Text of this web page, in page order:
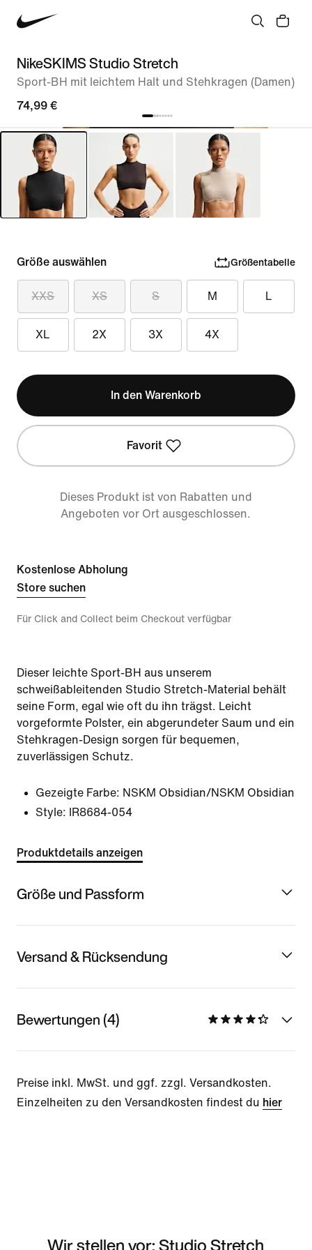
NikeSKIMS Studio Stretch
Sport-BH mit leichtem Halt und Stehkragen (Damen)
74,99 €
Größe auswählen Größentabelle
XXS XS S M L
XL 2X 3X 4X
In den Warenkorb
Favorit
Dieses Produkt ist von Rabatten und
Angeboten vor Ort ausgeschlossen.
Kostenlose Abholung
Store suchen
Für Click and Collect beim Checkout verfügbar
Dieser leichte Sport-BH aus unserem
schweißableitenden Studio Stretch-Material behält
seine Form, egal wie oft du ihn trägst. Leicht
vorgeformte Polster, ein abgerundeter Saum und ein
Stehkragen-Design sorgen für bequemen,
zuverlässigen Schutz.
Gezeigte Farbe: NSKM Obsidian/NSKM Obsidian
Style:
IR8684-054
Produktdetails anzeigen
Größe und Passform
Versand & Rücksendung
Bewertungen (4)
Preise inkl. MwSt. und ggf. zzgl. Versandkosten.
Einzelheiten zu den Versandkosten findest du hier
Wir stellen vor: Studio Stretch